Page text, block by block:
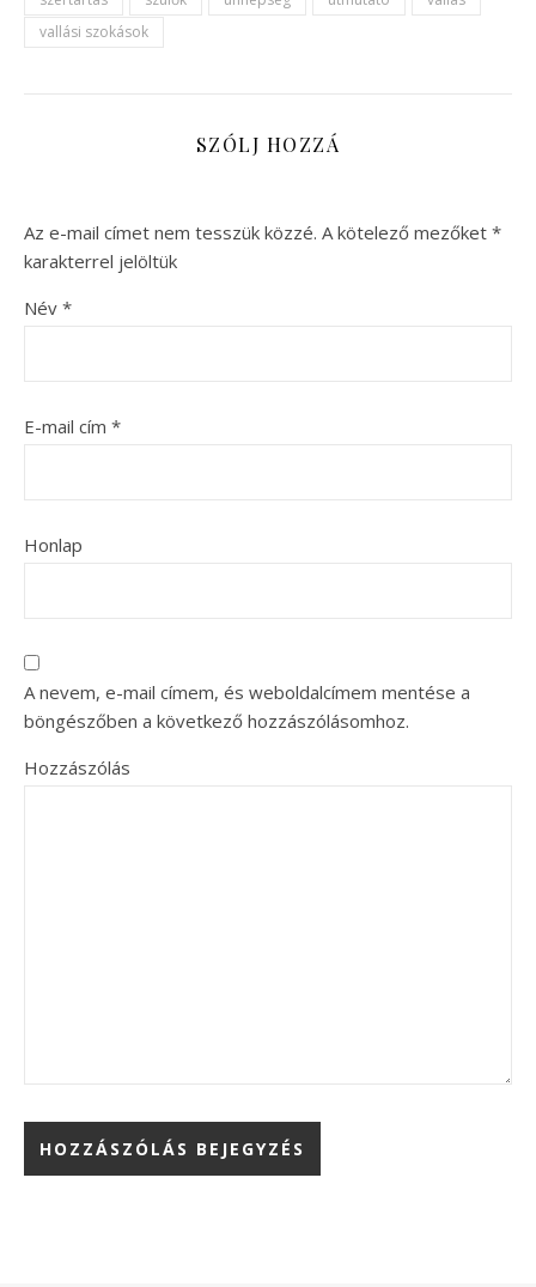
vallási szokások
SZÓLJ HOZZÁ
Az e-mail címet nem tesszük közzé. A kötelező mezőket *
karakterrel jelöltük
Név *
E-mail cím *
Honlap
A nevem, e-mail címem, és weboldalcímem mentése a
böngészőben a következő hozzászólásomhoz.
Hozzászólás